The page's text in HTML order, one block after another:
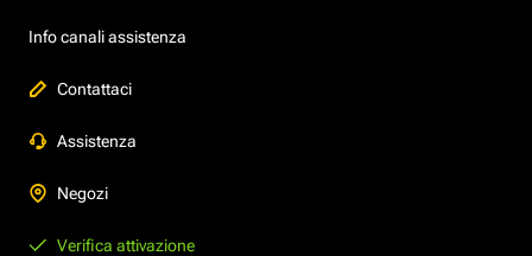
Info canali assistenza
Contattaci
Assistenza
Negozi
Verifica attivazione